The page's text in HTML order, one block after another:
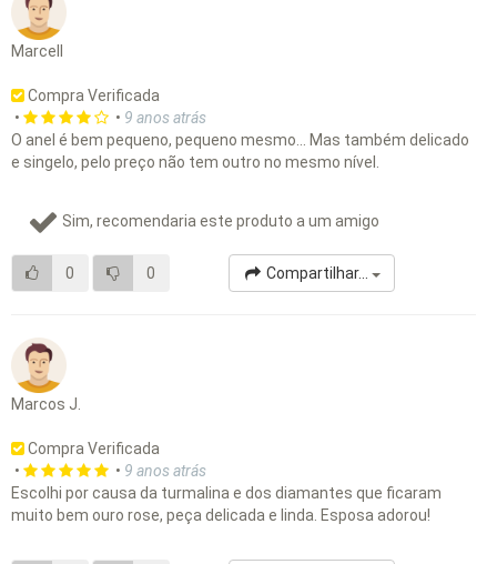
Marcell
Compra Verificada
•
• 9 anos atrás
O anel é bem pequeno, pequeno mesmo... Mas também delicado
e singelo, pelo preço não tem outro no mesmo nível.
Sim, recomendaria este produto a um amigo
0 0 Compartilhar...
Marcos J.
Compra Verificada
•
• 9 anos atrás
Escolhi por causa da turmalina e dos diamantes que ficaram
muito bem ouro rose, peça delicada e linda. Esposa adorou!